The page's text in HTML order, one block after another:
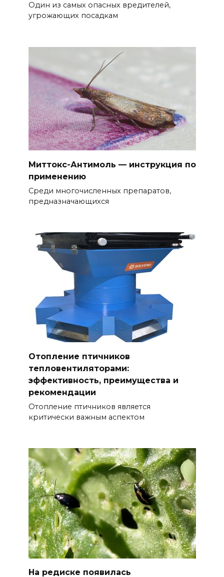
Один из самых опасных вредителей,
угрожающих посадкам
Миттокс-Антимоль — инструкция по
применению
Среди многочисленных препаратов,
предназначающихся
Отопление птичников
тепловентиляторами:
эффективность, преимущества и
рекомендации
Отопление птичников является
критически важным аспектом
На редиске появилась